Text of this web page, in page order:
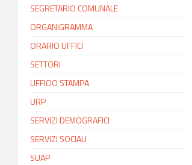
SEGRETARIO COMUNALE
ORGANIGRAMMA
ORARIO UFFICI
SETTORI
UFFICIO STAMPA
URP
SERVIZI DEMOGRAFICI
SERVIZI SOCIALI
SUAP